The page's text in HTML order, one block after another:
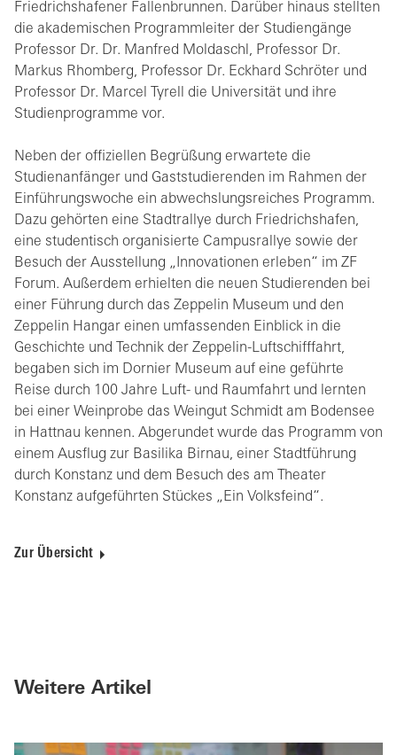
Friedrichshafener Fallenbrunnen. Darüber hinaus stellten
die akademischen Programmleiter der Studiengänge
Professor Dr. Dr. Manfred Moldaschl, Professor Dr.
Markus Rhomberg, Professor Dr. Eckhard Schröter und
Professor Dr. Marcel Tyrell die Universität und ihre
Studienprogramme vor.
Neben der offiziellen Begrüßung erwartete die
Studienanfänger und Gaststudierenden im Rahmen der
Einführungswoche ein abwechslungsreiches Programm.
Dazu gehörten eine Stadtrallye durch Friedrichshafen,
eine studentisch organisierte Campusrallye sowie der
Besuch der Ausstellung „Innovationen erleben“ im ZF
Forum. Außerdem erhielten die neuen Studierenden bei
einer Führung durch das Zeppelin Museum und den
Zeppelin Hangar einen umfassenden Einblick in die
Geschichte und Technik der Zeppelin-Luftschifffahrt,
begaben sich im Dornier Museum auf eine geführte
Reise durch 100 Jahre Luft- und Raumfahrt und lernten
bei einer Weinprobe das Weingut Schmidt am Bodensee
in Hattnau kennen. Abgerundet wurde das Programm von
einem Ausflug zur Basilika Birnau, einer Stadtführung
durch Konstanz und dem Besuch des am Theater
Konstanz aufgeführten Stückes „Ein Volksfeind“.
Zur Übersicht
Weitere Artikel